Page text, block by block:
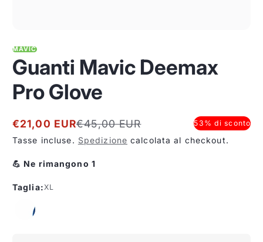
MAVIC
Guanti Mavic Deemax
Pro Glove
Prezzo
in
€21,00 EUR
Prezzo
normale
€45,00 EUR 53% di sconto
Tasse incluse. Spedizione calcolata al checkout.
💪 Ne rimangono 1
Taglia:XL
farò di nuovo!